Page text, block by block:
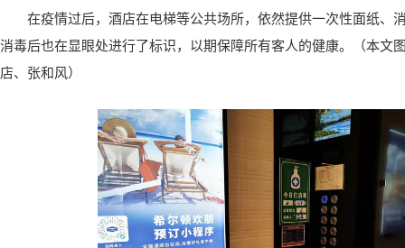
在疫情过后，酒店在电梯等公共场所，依然提供一次性面纸、
消毒后也在显眼处进行了标识，以期保障所有客人的健康。（本文
店、张和风）